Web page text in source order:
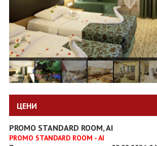
ПОСЛЕДВАЙТЕ НИ
ЦЕНИ
PROMO STANDARD ROOM, AI
PROMO STANDARD ROOM - AI